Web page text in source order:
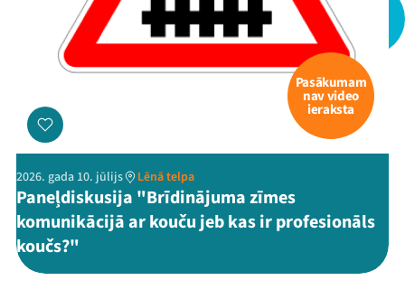
ThreadsFacebookYoutube
X Instagram
Flick TikTok
Pasākumam
nav video
ieraksta
2026. gada 10. jūlijs Lēnā telpa
Paneļdiskusija "Brīdinājuma zīmes
komunikācijā ar kouču jeb kas ir profesionāls
koučs?"